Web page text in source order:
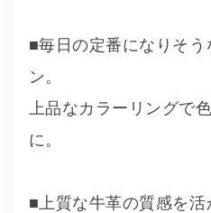
■毎日の定番になりそ
ン。
上品なカラーリングで
に。
■上質な牛革の質感を